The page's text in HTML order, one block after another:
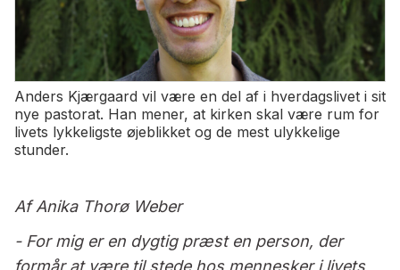
Anders Kjærgaard vil være en del af i hverdagslivet i sit
nye pastorat. Han mener, at kirken skal være rum for
livets lykkeligste øjeblikket og de mest ulykkelige
stunder.
Af Anika Thorø Weber
- For mig er en dygtig præst en person, der
formår at være til stede hos mennesker i livets